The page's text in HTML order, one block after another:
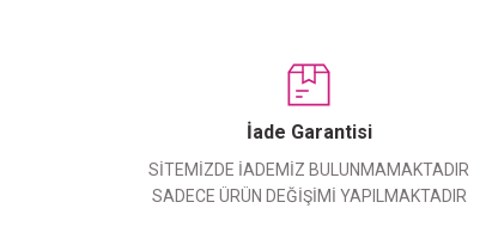
Yorum Yaz
İade Garantisi
SİTEMİZDE İADEMİZ BULUNMAMAKTADIR
SADECE ÜRÜN DEĞİŞİMİ YAPILMAKTADIR